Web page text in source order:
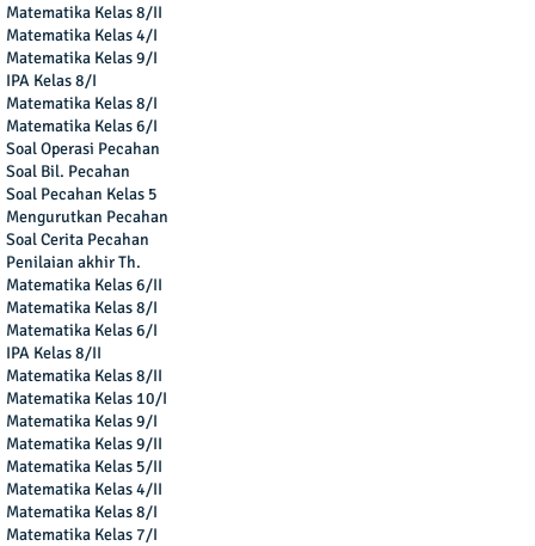
Matematika Kelas 8/II
Matematika Kelas 4/I
Matematika Kelas 9/I
IPA Kelas 8/I
Matematika Kelas 8/I
Matematika Kelas 6/I
Soal Operasi Pecahan
Soal Bil. Pecahan
Soal Pecahan Kelas 5
Mengurutkan Pecahan
Soal Cerita Pecahan
Penilaian akhir Th.
Matematika Kelas 6/II
Matematika Kelas 8/I
Matematika Kelas 6/I
IPA Kelas 8/II
Matematika Kelas 8/II
Matematika Kelas 10/I
Matematika Kelas 9/I
Matematika Kelas 9/II
Matematika Kelas 5/II
Matematika Kelas 4/II
Matematika Kelas 8/I
Matematika Kelas 7/I